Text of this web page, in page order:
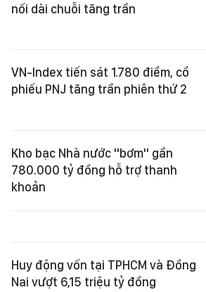
nối dài chuỗi tăng trần
VN-Index tiến sát 1.780 điểm, cổ
phiếu PNJ tăng trần phiên thứ 2
Kho bạc Nhà nước "bơm" gần
780.000 tỷ đồng hỗ trợ thanh
khoản
Huy động vốn tại TPHCM và Đồng
Nai vượt 6,15 triệu tỷ đồng